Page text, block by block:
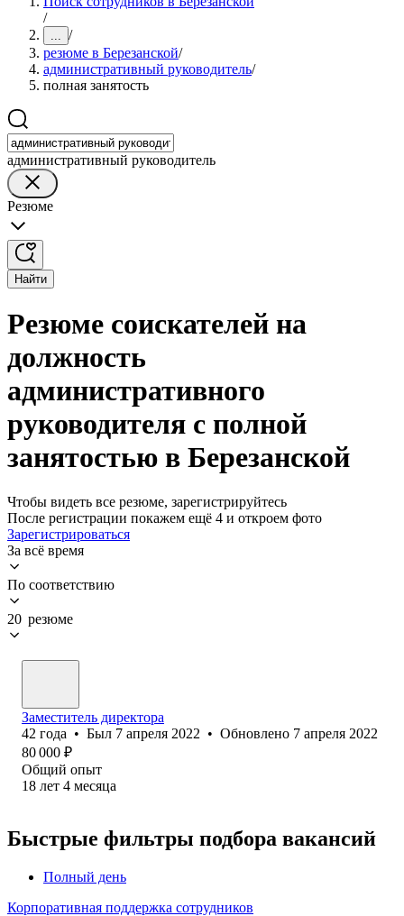
/
... /
резюме в Березанской/
административный руководитель/
полная занятость
административный руководитель
Резюме
Найти
Резюме соискателей на
должность
административного
руководителя с полной
занятостью в Березанской
Чтобы видеть все резюме, зарегистрируйтесь
После регистрации покажем ещё 4 и откроем фото
Зарегистрироваться
За всё время
По соответствию
20 резюме
Заместитель директора
42 года • Был 7 апреля 2022 • Обновлено 7 апреля 2022
80 000 ₽
Общий опыт
18 лет 4 месяца
Быстрые фильтры подбора вакансий
Полный день
Корпоративная поддержка сотрудников